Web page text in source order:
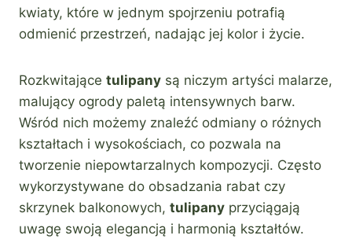
kwiaty, które w jednym spojrzeniu potrafią
odmienić przestrzeń, nadając jej kolor i życie.
Rozkwitające tulipany są niczym artyści malarze,
malujący ogrody paletą intensywnych barw.
Wśród nich możemy znaleźć odmiany o różnych
kształtach i wysokościach, co pozwala na
tworzenie niepowtarzalnych kompozycji. Często
wykorzystywane do obsadzania rabat czy
skrzynek balkonowych, tulipany przyciągają
uwagę swoją elegancją i harmonią kształtów.